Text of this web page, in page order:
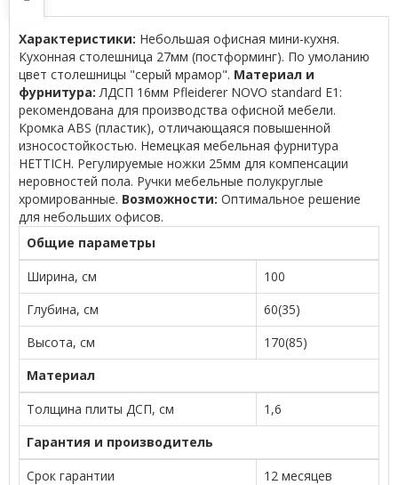
Характеристики: Небольшая офисная мини-кухня.
Кухонная столешница 27мм (постформинг). По умоланию
цвет столешницы "серый мрамор". Материал и
фурнитура: ЛДСП 16мм Pfleiderer NOVO standard Е1:
рекомендована для производства офисной мебели.
Кромка ABS (пластик), отличающаяся повышенной
износостойкостью. Немецкая мебельная фурнитура
HETTICH. Регулируемые ножки 25мм для компенсации
неровностей пола. Ручки мебельные полукруглые
хромированные. Возможности: Оптимальное решение
для небольших офисов.
Общие параметры
Ширина, см
100
Глубина, см
60(35)
Высота, см
170(85)
Материал
Толщина плиты ДСП, см
1,6
Гарантия и производитель
Срок гарантии
12 месяцев